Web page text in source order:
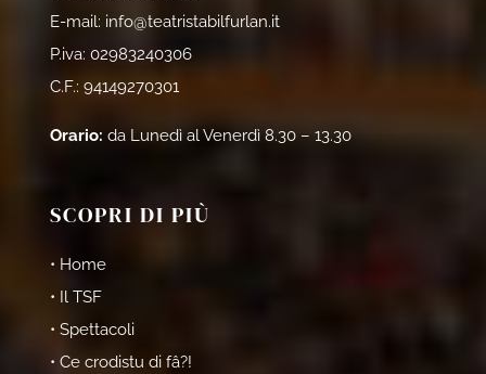
E-mail: info@teatristabilfurlan.it
P.iva: 02983240306
C.F.: 94149270301
Orario: da Lunedì al Venerdì 8.30 – 13.30
SCOPRI DI PIÙ
• Home
• Il TSF
• Spettacoli
• Ce crodistu di fâ?!